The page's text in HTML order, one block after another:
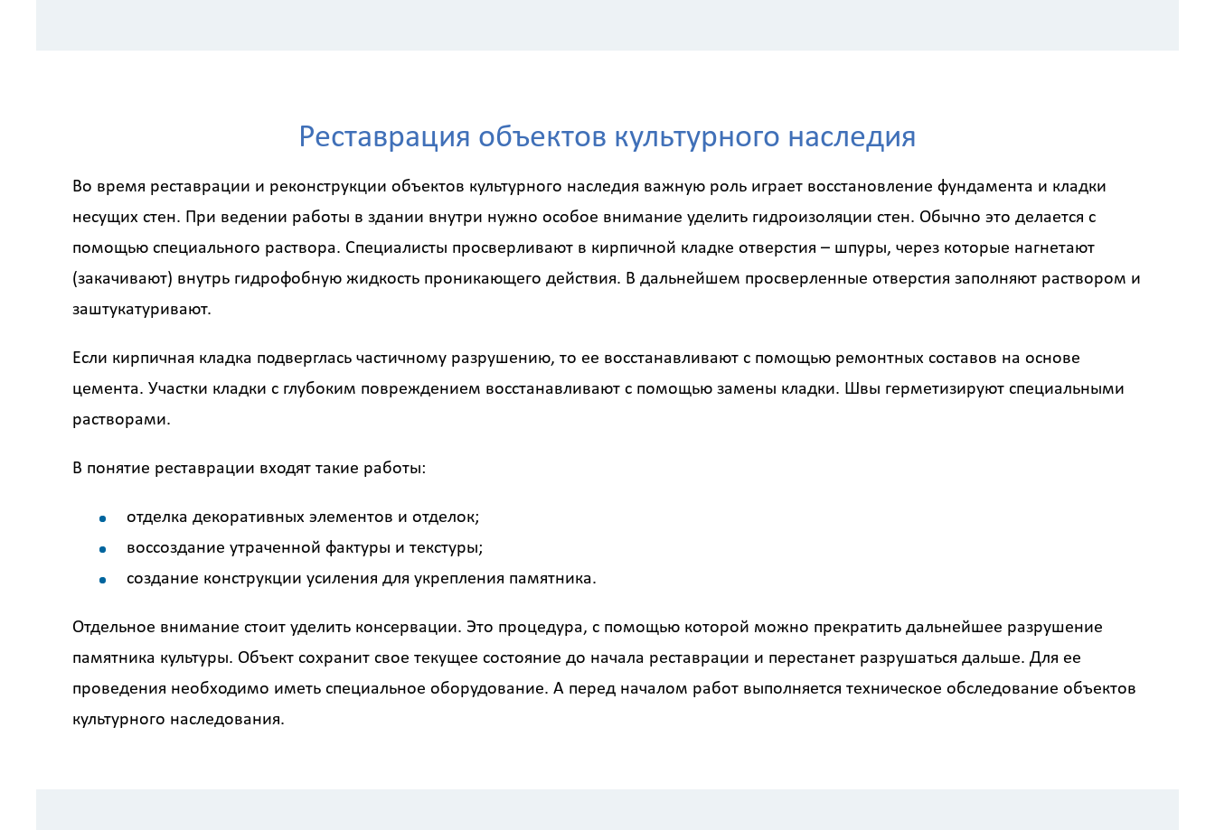
Реставрация объектов культурного наследия
Во время реставрации и реконструкции объектов культурного наследия важную роль играет восстановление фундамента и кладки
несущих стен. При ведении работы в здании внутри нужно особое внимание уделить гидроизоляции стен. Обычно это делается с
помощью специального раствора. Специалисты просверливают в кирпичной кладке отверстия – шпуры, через которые нагнетают
(закачивают) внутрь гидрофобную жидкость проникающего действия. В дальнейшем просверленные отверстия заполняют раствором и
заштукатуривают.
Если кирпичная кладка подверглась частичному разрушению, то ее восстанавливают с помощью ремонтных составов на основе
цемента. Участки кладки с глубоким повреждением восстанавливают с помощью замены кладки. Швы герметизируют специальными
растворами.
В понятие реставрации входят такие работы:
отделка декоративных элементов и отделок;
воссоздание утраченной фактуры и текстуры;
создание конструкции усиления для укрепления памятника.
Отдельное внимание стоит уделить консервации. Это процедура, с помощью которой можно прекратить дальнейшее разрушение
памятника культуры. Объект сохранит свое текущее состояние до начала реставрации и перестанет разрушаться дальше. Для ее
проведения необходимо иметь специальное оборудование. А перед началом работ выполняется техническое обследование объектов
культурного наследования.